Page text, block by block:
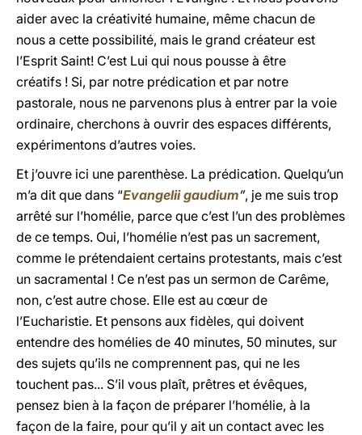
aider avec la créativité humaine, même chacun de
nous a cette possibilité, mais le grand créateur est
l’Esprit Saint! C’est Lui qui nous pousse à être
créatifs ! Si, par notre prédication et par notre
pastorale, nous ne parvenons plus à entrer par la voie
ordinaire, cherchons à ouvrir des espaces différents,
expérimentons d’autres voies.
Et j’ouvre ici une parenthèse. La prédication. Quelqu’un
m’a dit que dans “Evangelii gaudium”, je me suis trop
arrêté sur l’homélie, parce que c’est l’un des problèmes
de ce temps. Oui, l’homélie n’est pas un sacrement,
comme le prétendaient certains protestants, mais c’est
un sacramental ! Ce n’est pas un sermon de Carême,
non, c’est autre chose. Elle est au cœur de
l’Eucharistie. Et pensons aux fidèles, qui doivent
entendre des homélies de 40 minutes, 50 minutes, sur
des sujets qu’ils ne comprennent pas, qui ne les
touchent pas... S’il vous plaît, prêtres et évêques,
pensez bien à la façon de préparer l’homélie, à la
façon de la faire, pour qu’il y ait un contact avec les